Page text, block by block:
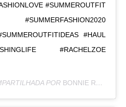
#SUMMEROUTFIT
#SUMMERFASHION2020
#HAUL
#RACHELZOE
POR BONNIE RODRÍGUEZ KRZYWICKI